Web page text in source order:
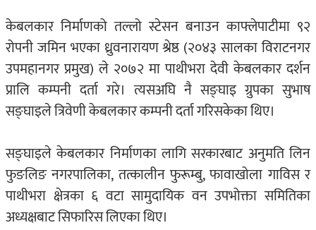
केबलकार निर्माणको तल्लो स्टेसन बनाउन काफ्लेपाटीमा ९२
रोपनी जमिन भएका ध्रुवनारायण श्रेष्ठ (२०४३ सालका विराटनगर
उपमहानगर प्रमुख) ले २०७२ मा पाथीभरा देवी केबलकार दर्शन
प्रालि कम्पनी दर्ता गरे। त्यसअघि नै सङ्घाइ ग्रुपका सुभाष
सङ्घाइले त्रिवेणी केबलकार कम्पनी दर्ता गरिसकेका थिए।
सङ्घाइले केबलकार निर्माणका लागि सरकारबाट अनुमति लिन
फुङलिङ नगरपालिका, तत्कालीन फुरूम्बु, फावाखोला गाविस र
पाथीभरा क्षेत्रका ६ वटा सामुदायिक वन उपभोक्ता समितिका
अध्यक्षबाट सिफारिस लिएका थिए।